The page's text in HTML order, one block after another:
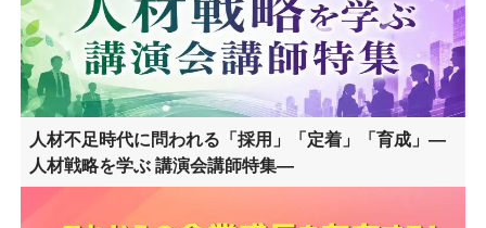
人材不足時代に問われる「採用」「定着」「育成」―
人材戦略を学ぶ 講演会講師特集―